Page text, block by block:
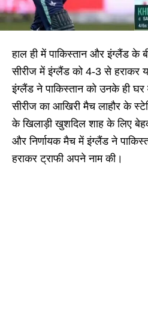
हाल ही में पाकिस्तान और इंग्लैंड के
सीरीज में इंग्लैंड को 4-3 से हराकर
इंग्लैंड ने पाकिस्तान को उनके ही
सीरीज का आखिरी मैच लाहौर के
के खिलाड़ी खुशदिल शाह के लिए
और निर्णायक मैच में इंग्लैंड ने
हराकर ट्राफी अपने नाम की।